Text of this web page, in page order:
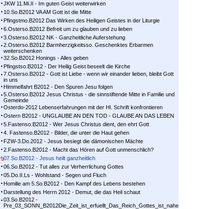
JKW 11.Mi.II - Im guten Geist weiterwirken
10.So.B2012 VA AM Gott ist die Mitte
Pfingstmo.B2012 Das Wirken des Heiligen Geistes in der Liturgie
6.Osterso.B2012 Befreit um zu glauben und zu lieben
3.Osterso.B2012 NK - Ganzheitliche Auferstehung
2.Osterso.B2012 Barmherzigkeitsso. Geschenktes Erbarmen
weiterschenken
32.So.B2012 Honings - Alles geben
Pfingstso.B2012 - Der Heilig Geist beseelt die Kirche
7.Osterso.B2012 - Gott ist Liebe - wenn wir einander lieben, bleibt Gott
in uns
Himmelfahrt B2012 - Den Spuren Jesu folgen
5.Osterso.B2012 Jesus Christus - die sinnstiftende Mitte in Familie und
Gemeinde
Osterdo-2012 Lebenserfahrungen mit der Hl. Schrift konfrontieren
Ostern B2012 - UNGLAUBE AN DEN TOD - GLAUBE AN DAS LEBEN
5.Fastenso.B2012 - Wer Jesus Christus dient, den ehrt Gott
4. Fastenso.B2012 - Bilder, die unter die Haut gehen
FZW-3.Do.2012 - Jesus besiegt die dämonischen Mächte
2.Fastenso.B2012 - Macht das Hören auf Gott unmenschlich?
07.So.B2012 - Jesus heilt ganzheitlich
06.So.B2012 - Tut alles zur Verherrlichung Gottes
05.Do.II.Ls - Wohlstand - Segen und Fluch
Homilie am 5.So.B2012 - Den Kampf des Lebens bestehen
Darstellung des Herrn 2012 - Demut, die das Heil schaut
03.So.B2012 -
Pre_03_SONN_B2012Die_Zeit_ist_erfuellt_Das_Reich_Gottes_ist_nahe